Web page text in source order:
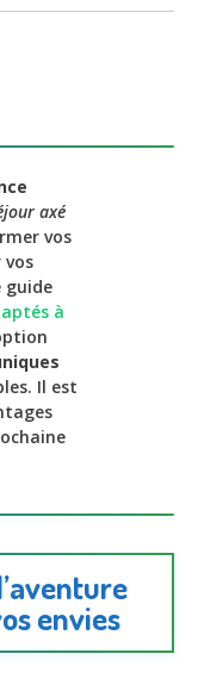
axé
vos
guide
à
Il est
envies